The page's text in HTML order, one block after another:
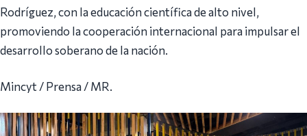
Rodríguez, con la educación científica de alto nivel,
promoviendo la cooperación internacional para impulsar el
desarrollo soberano de la nación.
Mincyt / Prensa / MR.